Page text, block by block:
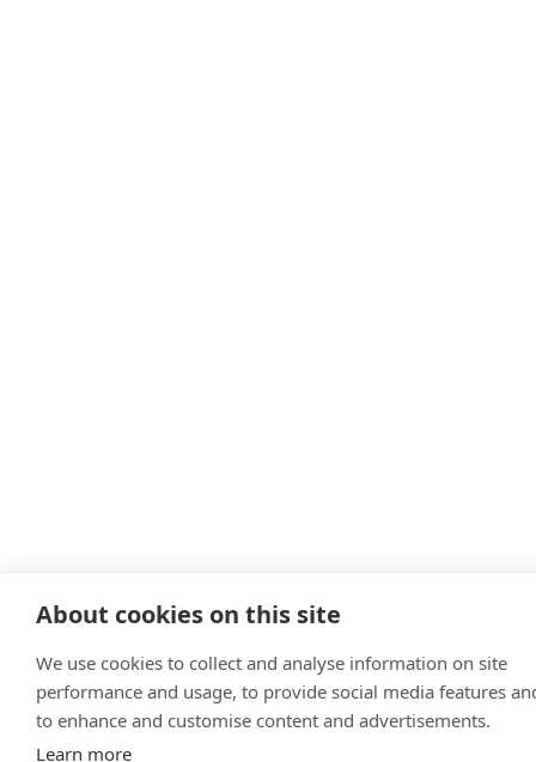
About cookies on this site
We use cookies to collect and analyse information on site
performance and usage, to provide social media features
to enhance and customise content and advertisements.
Learn more